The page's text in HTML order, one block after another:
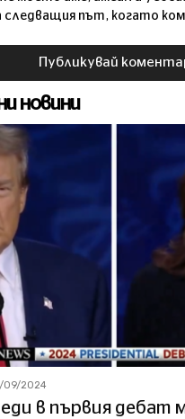
следващия път, когато
новини
09/2024
в първия дебат